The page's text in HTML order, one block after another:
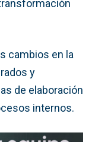
cambios en la
y
de elaboración
internos.